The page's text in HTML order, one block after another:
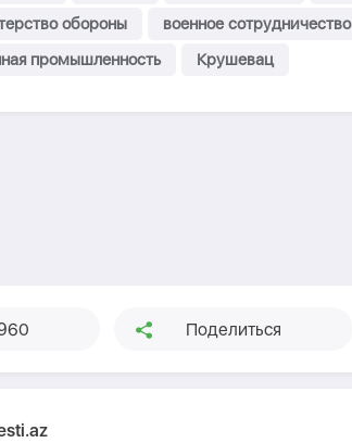
обороны
военное сотрудничество
промышленность
Крушевац
Поделиться